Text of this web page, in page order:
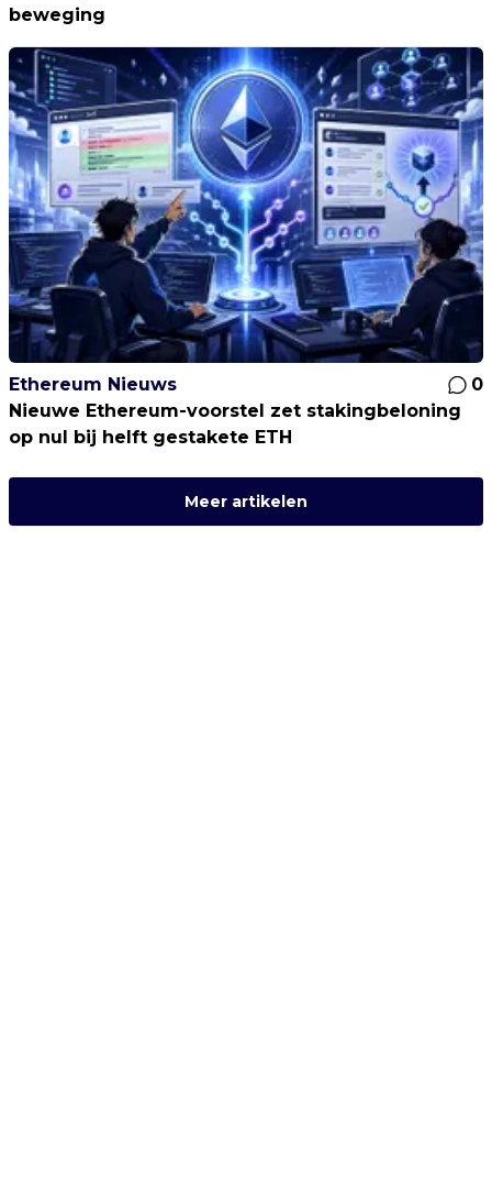
beweging
Ethereum Nieuws
0
Nieuwe Ethereum-voorstel zet stakingbeloning
op nul bij helft gestakete ETH
Meer artikelen